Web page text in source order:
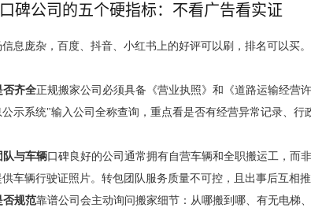
碑公司的五个硬指标：不看广告看实证
息庞杂，百度、抖音、小红书上的好评可以刷，排名可以买
否齐全正规搬家公司必须具备《营业执照》和《道路运输经营
示系统"输入公司全称查询，重点看是否有经营异常记录、
队与车辆口碑良好的公司通常拥有自营车辆和全职搬运工，而
车辆行驶证照片。转包团队服务质量不可控，且出事后互相推
否规范靠谱公司会主动询问搬家细节：从哪搬到哪、有无电梯